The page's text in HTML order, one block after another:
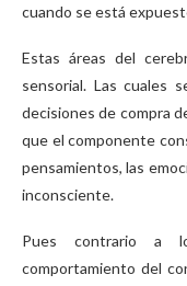
cuando se está
Estas áreas del
sensorial. Las
decisiones de compra
que el componente
pensamientos, las
inconsciente.
Pues contrario a
comportamiento del